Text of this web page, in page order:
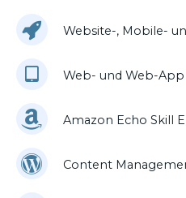
Website-, Mobile-
Web- und Web-
Amazon Echo Skill
Content